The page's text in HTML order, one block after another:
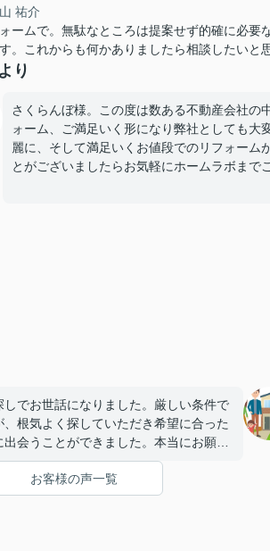
祐介
ームで。無駄なところは提案せず的確に必要
。これからも何かありましたら相談したいと
り
さくらんぼ様。この度は数ある不動産会社の
ォーム、ご満足いく形になり弊社としても
麗に、そして満足いくお値段でのリフォーム
とがございましたらお気軽にホームラボまで
しでお世話になりました。厳しい条件で
、根気よく探していただき希望に合った
出会うことができました。本当にお願い
かったです。友人にも紹介したいと思い
お客様の声一覧